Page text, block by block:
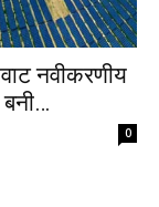
नवीकरणीय
बनी…
0